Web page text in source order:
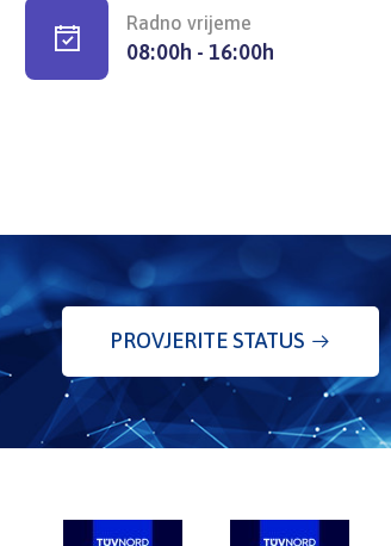
Radno vrijeme
08:00h - 16:00h
PROVJERITE STATUS